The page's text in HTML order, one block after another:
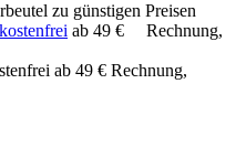
zu günstigen Preisen
ab 49 €
Rechnung,
ab 49 € Rechnung,